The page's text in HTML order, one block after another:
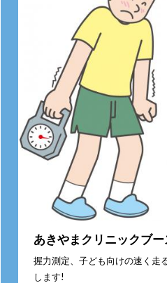
あきやまクリニックブー
握力測定、子ども向けの速く走
します!